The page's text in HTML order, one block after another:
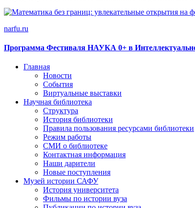
narfu.ru
Программа Фестиваля НАУКА 0+ в
Главная
Новости
События
Виртуальные выставки
Научная библиотека
Структура
История библиотеки
Правила пользования ресурсами библиотеки
Режим работы
СМИ о библиотеке
Контактная информация
Наши дарители
Новые поступления
Музей истории САФУ
История университета
Фильмы по истории вуза